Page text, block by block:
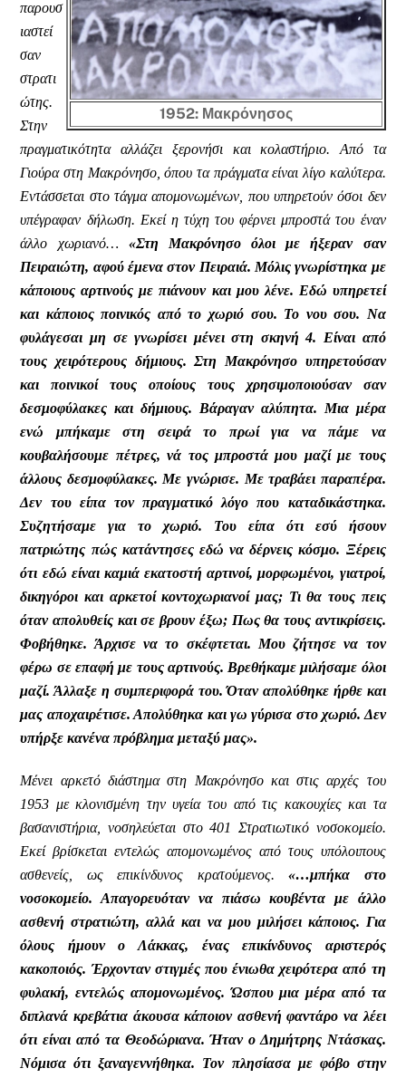
1952: Μακρόνησος
παρουσ
ιαστεί
σαν
στρατι
ώτης.
Στην
πραγματικότητα αλλάζει ξερονήσι και κολαστήριο. Από τα
Γιούρα στη Μακρόνησο, όπου τα πράγματα είναι λίγο καλύτερα.
Εντάσσεται στο τάγμα απομονωμένων, που υπηρετούν όσοι δεν
υπέγραφαν δήλωση. Εκεί η τύχη του φέρνει μπροστά του έναν
άλλο χωριανό… «Στη Μακρόνησο όλοι με ήξεραν σαν
Πειραιώτη, αφού έμενα στον Πειραιά. Μόλις γνωρίστηκα με
κάποιους αρτινούς με πιάνουν και μου λένε. Εδώ υπηρετεί
και κάποιος ποινικός από το χωριό σου. Το νου σου. Να
φυλάγεσαι μη σε γνωρίσει μένει στη σκηνή 4. Είναι από
τους χειρότερους δήμιους. Στη Μακρόνησο υπηρετούσαν
και ποινικοί τους οποίους τους χρησιμοποιούσαν σαν
δεσμοφύλακες και δήμιους. Βάραγαν αλύπητα. Μια μέρα
ενώ μπήκαμε στη σειρά το πρωί για να πάμε να
κουβαλήσουμε πέτρες, νά τος μπροστά μου μαζί με τους
άλλους δεσμοφύλακες. Με γνώρισε. Με τραβάει παραπέρα.
Δεν του είπα τον πραγματικό λόγο που καταδικάστηκα.
Συζητήσαμε για το χωριό. Του είπα ότι εσύ ήσουν
πατριώτης πώς κατάντησες εδώ να δέρνεις κόσμο. Ξέρεις
ότι εδώ είναι καμιά εκατοστή αρτινοί, μορφωμένοι, γιατροί,
δικηγόροι και αρκετοί κοντοχωριανοί μας; Τι θα τους πεις
όταν απολυθείς και σε βρουν έξω; Πως θα τους αντικρίσεις.
Φοβήθηκε. Άρχισε να το σκέφτεται. Μου ζήτησε να τον
φέρω σε επαφή με τους αρτινούς. Βρεθήκαμε μιλήσαμε όλοι
μαζί. Άλλαξε η συμπεριφορά του. Όταν απολύθηκε ήρθε και
μας αποχαιρέτισε. Απολύθηκα και γω γύρισα στο χωριό. Δεν
υπήρξε κανένα πρόβλημα μεταξύ μας».
Μένει αρκετό διάστημα στη Μακρόνησο και στις αρχές του
1953 με κλονισμένη την υγεία του από τις κακουχίες και τα
βασανιστήρια, νοσηλεύεται στο 401 Στρατιωτικό νοσοκομείο.
Εκεί βρίσκεται εντελώς απομονωμένος από τους υπόλοιπους
ασθενείς, ως επικίνδυνος κρατούμενος. «…μπήκα στο
νοσοκομείο. Απαγορευόταν να πιάσω κουβέντα με άλλο
ασθενή στρατιώτη, αλλά και να μου μιλήσει κάποιος. Για
όλους ήμουν ο Λάκκας, ένας επικίνδυνος αριστερός
κακοποιός. Έρχονταν στιγμές που ένιωθα χειρότερα από τη
φυλακή, εντελώς απομονωμένος. Ώσπου μια μέρα από τα
διπλανά κρεβάτια άκουσα κάποιον ασθενή φαντάρο να λέει
ότι είναι από τα Θεοδώριανα. Ήταν ο Δημήτρης Ντάσκας.
Νόμισα ότι ξαναγεννήθηκα. Τον πλησίασα με φόβο στην